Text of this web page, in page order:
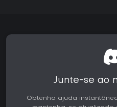
Junte-se ao
Obtenha ajuda